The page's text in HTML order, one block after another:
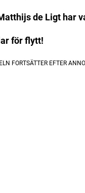
de Ligt har
för flytt!